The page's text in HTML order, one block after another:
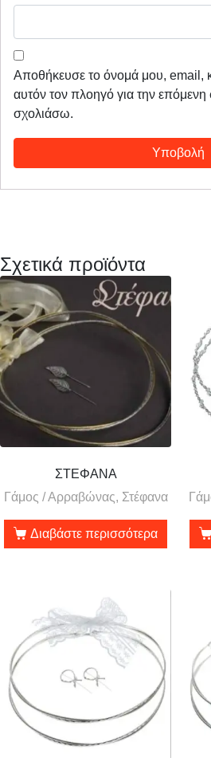
Αποθήκευσε το όνομά μου, email,
αυτόν τον πλοηγό για την
σχολιάσω.
Σχετικά προϊόντα
ΣΤΕΦΑΝΑ
Γάμος / Αρραβώνας, Στέφανα
Διαβάστε περισσότερα